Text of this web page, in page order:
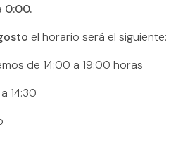
0:00.
el horario será el siguiente:
de 14:00 a 19:00 horas
14:30